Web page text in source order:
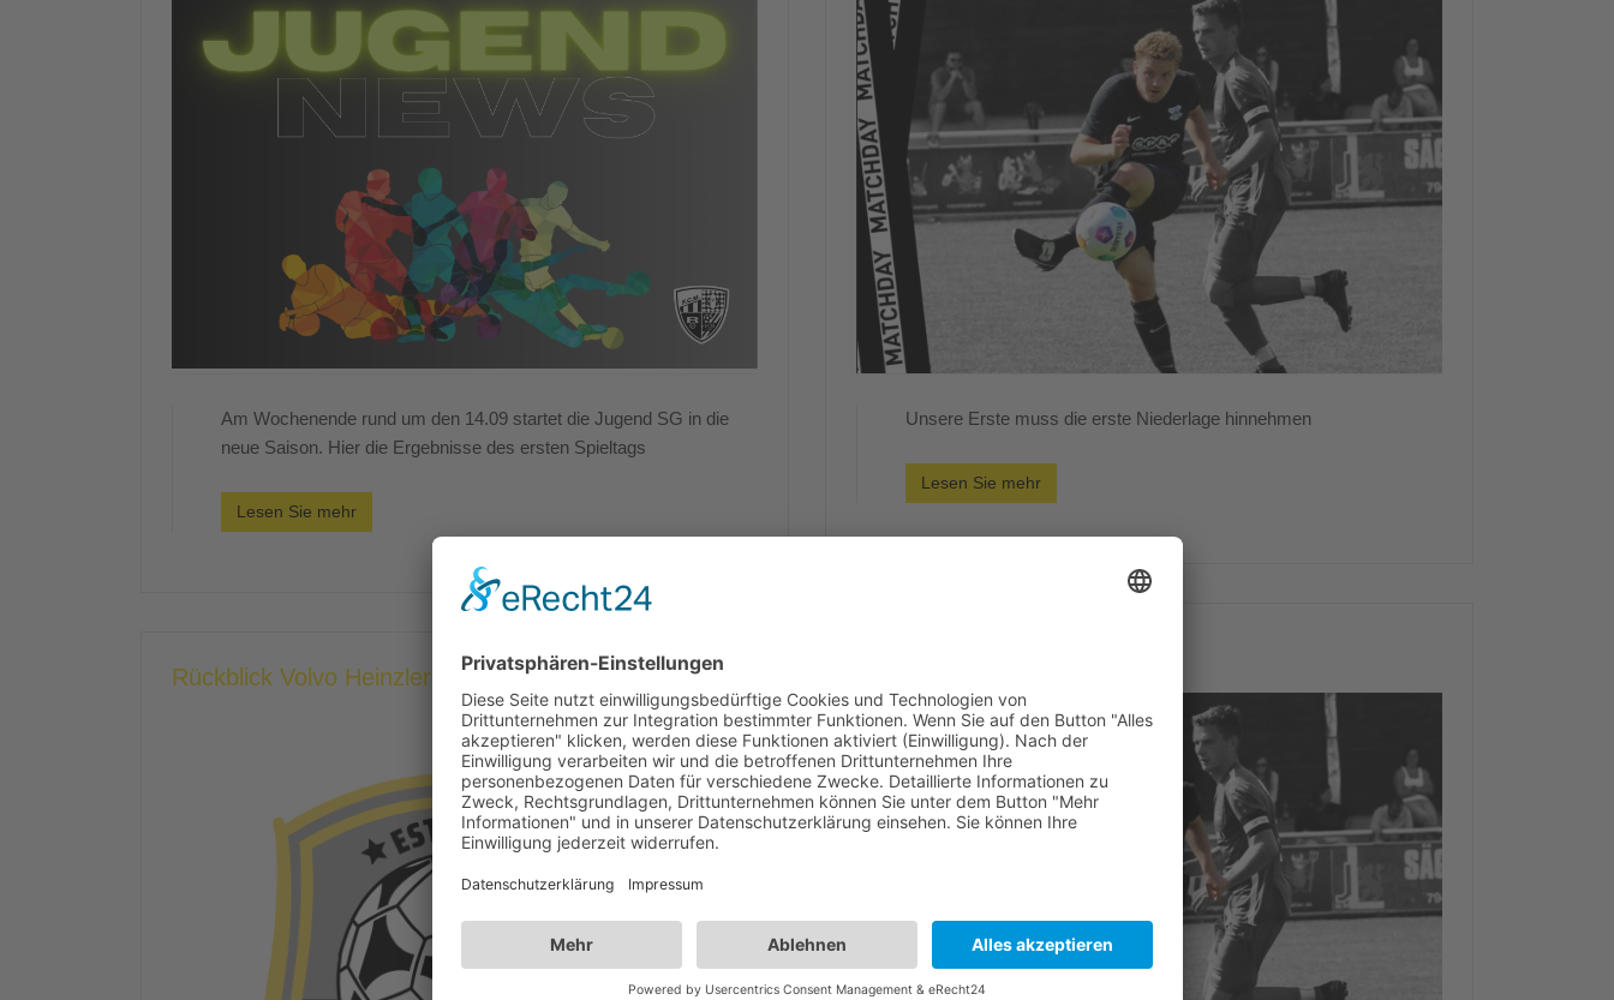
Am Wochenende rund um den 14.09 startet die Jugend SG in die
neue Saison. Hier die Ergebnisse des ersten Spieltags
Lesen Sie mehr
Rückblick Volvo Heinzler Cup
Unsere Erste muss die erste Niederlage hinnehmen
Lesen Sie mehr